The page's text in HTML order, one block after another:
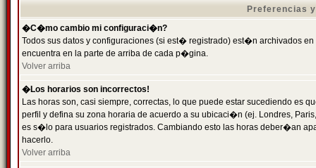
Preferencias
�C�mo cambio mi configuraci�n?
Todos sus datos y configuraciones (si est� registrado) est�n archivados
encuentra en la parte de arriba de cada p�gina.
Volver arriba
�Los horarios son incorrectos!
Las horas son, casi siempre, correctas, lo que puede estar sucediendo es
perfil y defina su zona horaria de acuerdo a su ubicaci�n (ej. Londres,
es s�lo para usuarios registrados. Cambiando esto las horas deber�an
hacerlo.
Volver arriba